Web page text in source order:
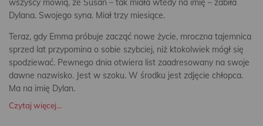
wszyscy mówią, że Susan – tak miała wtedy na imię – zabiła
Dylana. Swojego syna. Miał trzy miesiące.
Teraz, gdy Emma próbuje zacząć nowe życie, mroczna tajemnica
sprzed lat przypomina o sobie szybciej, niż ktokolwiek mógł się
spodziewać. Pewnego dnia otwiera list zaadresowany na swoje
dawne nazwisko. Jest w szoku. W środku jest zdjęcie chłopca.
Ma na imię Dylan.
Czytaj więcej...